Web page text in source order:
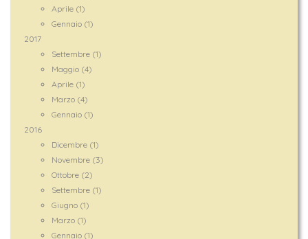
Aprile (1)
Gennaio (1)
2017
Settembre (1)
Maggio (4)
Aprile (1)
Marzo (4)
Gennaio (1)
2016
Dicembre (1)
Novembre (3)
Ottobre (2)
Settembre (1)
Giugno (1)
Marzo (1)
Gennaio (1)